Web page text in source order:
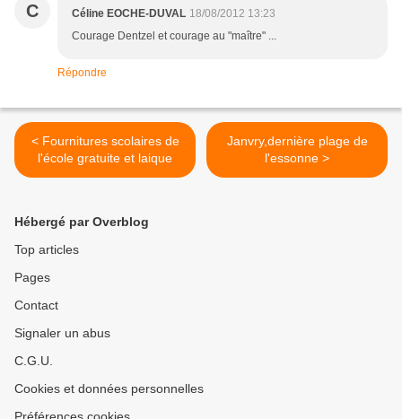
C Céline EOCHE-DUVAL 18/08/2012 13:23
Courage Dentzel et courage au "maître" ...
Répondre
< Fournitures scolaires de
l'école gratuite et laique
Janvry,dernière plage de
l'essonne >
Hébergé par Overblog
Top articles
Pages
Contact
Signaler un abus
C.G.U.
Cookies et données personnelles